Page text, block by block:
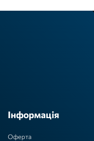
Інформація
Оферта